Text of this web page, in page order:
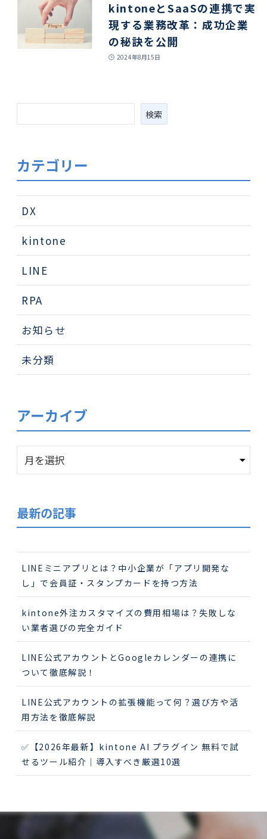
kintoneとSaaSの連携で実
現する業務改革：成功企業
の秘訣を公開
2024年8月15日
索
検索
カテゴリー
DX
kintone
LINE
RPA
お知らせ
未分類
アーカイブ
ア
ー
イ
ブ
最新の記事
LINEミニアプリとは？中小企業が「アプリ開発な
し」で会員証・スタンプカードを持つ方法
kintone外注カスタマイズの費用相場は？失敗しな
い業者選びの完全ガイド
LINE公式アカウントとGoogleカレンダーの連携に
ついて徹底解説！
LINE公式アカウントの拡張機能って何？選び方や活
用方法を徹底解説
✅【2026年最新】kintone AI プラグイン 無料で試
せるツール紹介｜導入すべき厳選10選